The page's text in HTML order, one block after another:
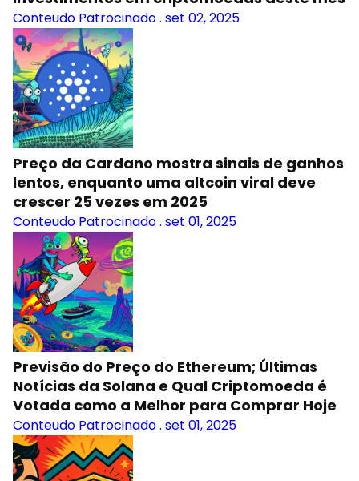
Conteudo Patrocinado. set 02, 2025
Preço da Cardano mostra sinais de ganhos
lentos, enquanto uma altcoin viral deve
crescer 25 vezes em 2025
Conteudo Patrocinado. set 01, 2025
Previsão do Preço do Ethereum; Últimas
Notícias da Solana e Qual Criptomoeda é
Votada como a Melhor para Comprar Hoje
Conteudo Patrocinado. set 01, 2025